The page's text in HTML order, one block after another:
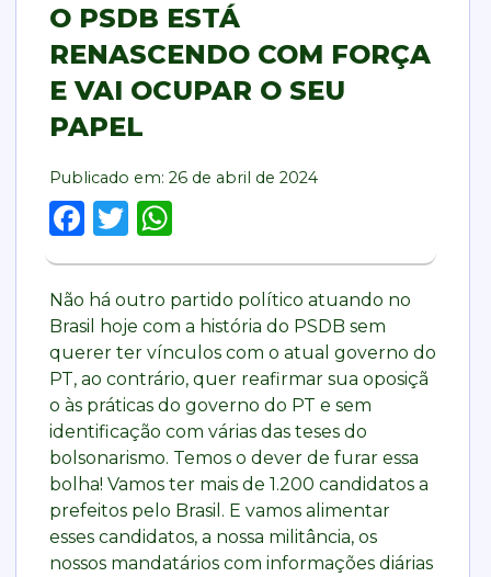
O PSDB ESTÁ
RENASCENDO COM FORÇA
E VAI OCUPAR O SEU
PAPEL
Publicado em: 26 de abril de 2024
Facebook
Twitter
Não há outro partido político atuando no
Brasil hoje com a história do PSDB sem
querer ter vínculos com o atual governo do
PT, ao contrário, quer reafirmar sua oposiçã
o às práticas do governo do PT e sem
identificação com várias das teses do
bolsonarismo. Temos o dever de furar essa
bolha! Vamos ter mais de 1.200 candidatos a
prefeitos pelo Brasil. E vamos alimentar
esses candidatos, a nossa militância, os
nossos mandatários com informações diárias